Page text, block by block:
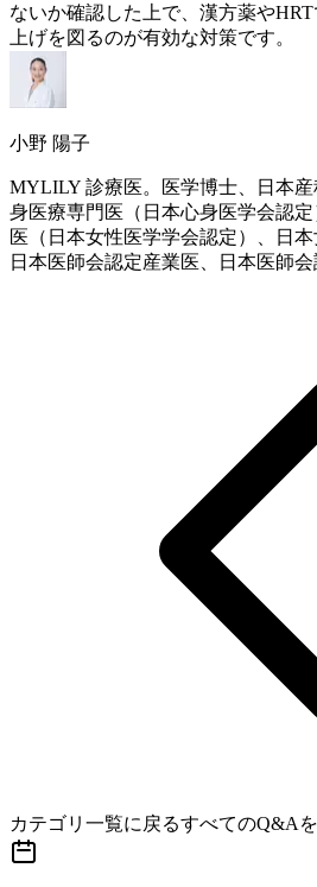
ないか確認した上で、漢方薬やHRT
上げを図るのが有効な対策です。
小野 陽子
MYLILY 診療医。医学博士、日本
身医療専門医（日本心身医学会認
医（日本女性医学学会認定）、日本
日本医師会認定産業医、日本医師
カテゴリ一覧に戻るすべてのQ&A